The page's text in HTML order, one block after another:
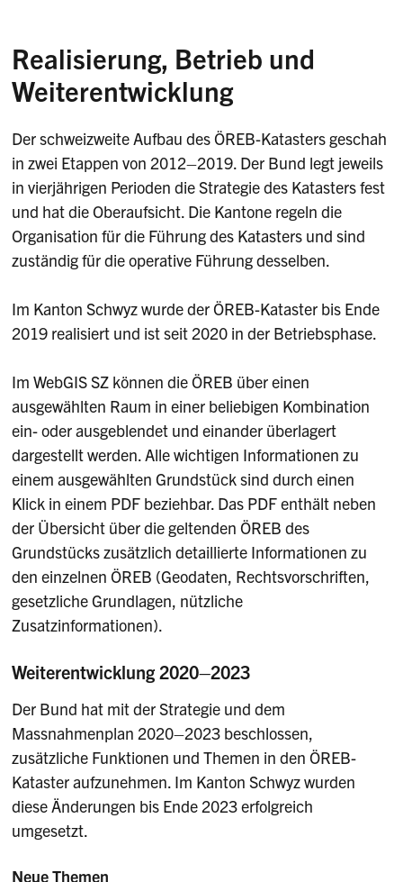
Realisierung, Betrieb und
Weiterentwicklung
Der schweizweite Aufbau des ÖREB-Katasters geschah
in zwei Etappen von 2012–2019. Der Bund legt jeweils
in vierjährigen Perioden die Strategie des Katasters fest
und hat die Oberaufsicht. Die Kantone regeln die
Organisation für die Führung des Katasters und sind
zuständig für die operative Führung desselben.
Im Kanton Schwyz wurde der ÖREB-Kataster bis Ende
2019 realisiert und ist seit 2020 in der Betriebsphase.
Im WebGIS SZ können die ÖREB über einen
ausgewählten Raum in einer beliebigen Kombination
ein- oder ausgeblendet und einander überlagert
dargestellt werden. Alle wichtigen Informationen zu
einem ausgewählten Grundstück sind durch einen
Klick in einem PDF beziehbar. Das PDF enthält neben
der Übersicht über die geltenden ÖREB des
Grundstücks zusätzlich detaillierte Informationen zu
den einzelnen ÖREB (Geodaten, Rechtsvorschriften,
gesetzliche Grundlagen, nützliche
Zusatzinformationen).
Weiterentwicklung 2020–2023
Der Bund hat mit der Strategie und dem
Massnahmenplan 2020–2023 beschlossen,
zusätzliche Funktionen und Themen in den ÖREB-
Kataster aufzunehmen. Im Kanton Schwyz wurden
diese Änderungen bis Ende 2023 erfolgreich
umgesetzt.
Neue Themen